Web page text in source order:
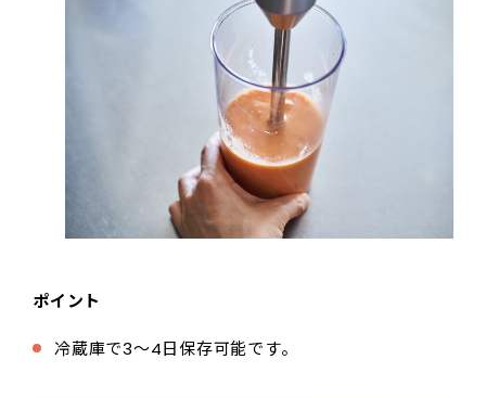
ポイント
冷蔵庫で3〜4日保存可能です。